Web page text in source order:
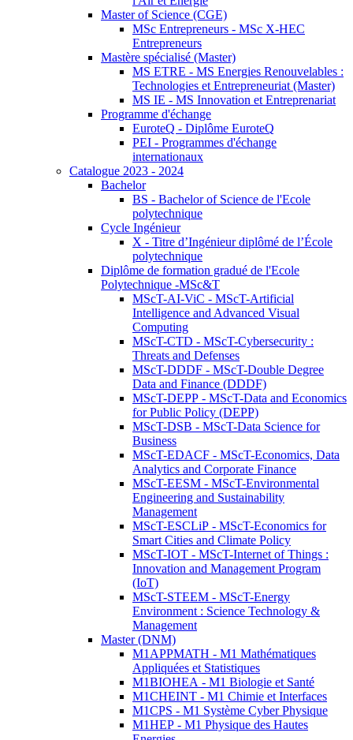
Master of Science (CGE)
MSc Entrepreneurs - MSc X-HEC
Entrepreneurs
Mastère spécialisé (Master)
MS ETRE - MS Energies Renouvelables :
Technologies et Entrepreneuriat (Master)
MS IE - MS Innovation et Entreprenariat
Programme d'échange
EuroteQ - Diplôme EuroteQ
PEI - Programmes d'échange
internationaux
Catalogue 2023 - 2024
Bachelor
BS - Bachelor of Science de l'Ecole
polytechnique
Cycle Ingénieur
X - Titre d’Ingénieur diplômé de l’École
polytechnique
Diplôme de formation gradué de l'Ecole
Polytechnique -MSc&T
MScT-AI-ViC - MScT-Artificial
Intelligence and Advanced Visual
Computing
MScT-CTD - MScT-Cybersecurity :
Threats and Defenses
MScT-DDDF - MScT-Double Degree
Data and Finance (DDDF)
MScT-DEPP - MScT-Data and Economics
for Public Policy (DEPP)
MScT-DSB - MScT-Data Science for
Business
MScT-EDACF - MScT-Economics, Data
Analytics and Corporate Finance
MScT-EESM - MScT-Environmental
Engineering and Sustainability
Management
MScT-ESCLiP - MScT-Economics for
Smart Cities and Climate Policy
MScT-IOT - MScT-Internet of Things :
Innovation and Management Program
(IoT)
MScT-STEEM - MScT-Energy
Environment : Science Technology &
Management
Master (DNM)
M1APPMATH - M1 Mathématiques
Appliquées et Statistiques
M1BIOHEA - M1 Biologie et Santé
M1CHEINT - M1 Chimie et Interfaces
M1CPS - M1 Système Cyber Physique
M1HEP - M1 Physique des Hautes